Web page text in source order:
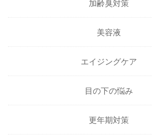
加齢臭対策
美容液
エイジングケア
目の下の悩み
更年期対策